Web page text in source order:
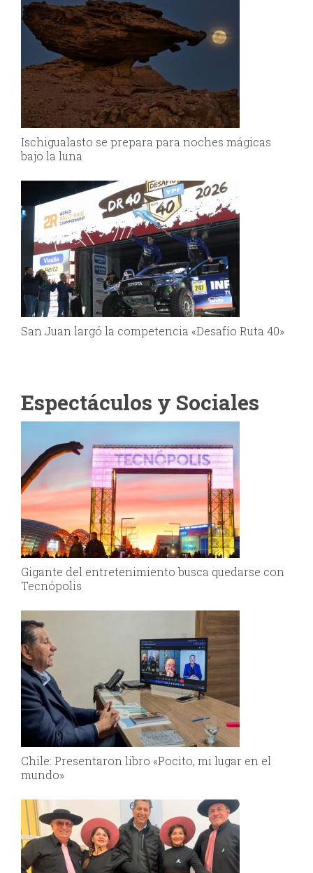
Ischigualasto se prepara para noches mágicas
bajo la luna
San Juan largó la competencia «Desafío Ruta 40»
Espectáculos y Sociales
Gigante del entretenimiento busca quedarse con
Tecnópolis
Chile: Presentaron libro «Pocito, mi lugar en el
mundo»